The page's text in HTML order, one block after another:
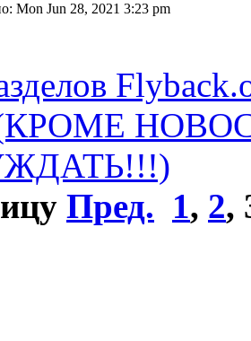
Mon Jun 28, 2021 3:23 pm
(КРОМЕ
Пред. 1, 2,